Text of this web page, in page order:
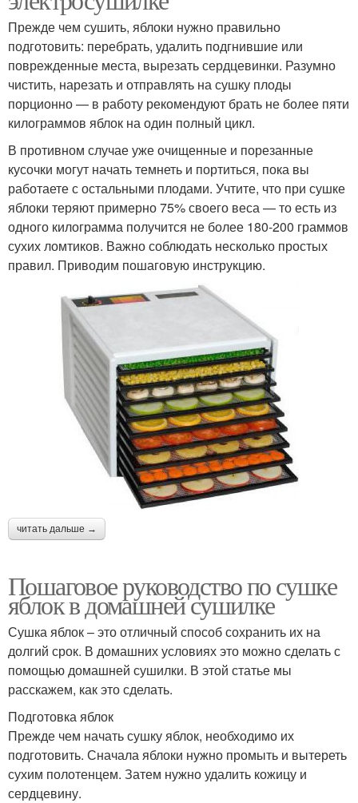
Прежде чем сушить, яблоки нужно правильно
подготовить: перебрать, удалить подгнившие или
поврежденные места, вырезать сердцевинки. Разумно
чистить, нарезать и отправлять на сушку плоды
порционно — в работу рекомендуют брать не более пяти
килограммов яблок на один полный цикл.
В противном случае уже очищенные и порезанные
кусочки могут начать темнеть и портиться, пока вы
работаете с остальными плодами. Учтите, что при сушке
яблоки теряют примерно 75% своего веса — то есть из
одного килограмма получится не более 180-200 граммов
сухих ломтиков. Важно соблюдать несколько простых
правил. Приводим пошаговую инструкцию.
читать дальше →
Пошаговое руководство по сушке
яблок в домашней сушилке
Сушка яблок – это отличный способ сохранить их на
долгий срок. В домашних условиях это можно сделать с
помощью домашней сушилки. В этой статье мы
расскажем, как это сделать.
Подготовка яблок
Прежде чем начать сушку яблок, необходимо их
подготовить. Сначала яблоки нужно промыть и вытереть
сухим полотенцем. Затем нужно удалить кожицу и
сердцевину.